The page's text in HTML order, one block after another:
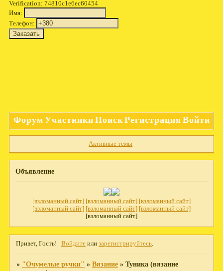
Verification: 74810c1e6ec60454
Имя:
Телефон:
Форум Участники ПоискРегистрация Войти
Активные темы
Объявление
[взломанный сайт] [взломанный сайт] [взломанный сайт]
[взломанный сайт] [взломанный сайт] [взломанный сайт]
[взломанный сайт]
Привет, Гость! Войдите илизарегистрируйтесь
» "Очумелые ручки" » Вязание » Туника (вязание